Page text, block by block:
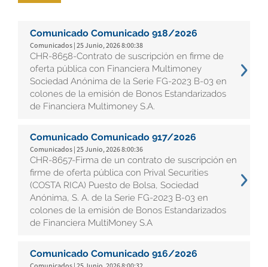
Comunicado Comunicado 918/2026
Comunicados | 25 Junio, 2026 8:00:38
CHR-8658-Contrato de suscripción en firme de
oferta pública con Financiera Multimoney
Sociedad Anónima de la Serie FG-2023 B-03 en
colones de la emisión de Bonos Estandarizados
de Financiera Multimoney S.A.
Comunicado Comunicado 917/2026
Comunicados | 25 Junio, 2026 8:00:36
CHR-8657-Firma de un contrato de suscripción en
firme de oferta pública con Prival Securities
(COSTA RICA) Puesto de Bolsa, Sociedad
Anónima, S. A. de la Serie FG-2023 B-03 en
colones de la emisión de Bonos Estandarizados
de Financiera MultiMoney S.A
Comunicado Comunicado 916/2026